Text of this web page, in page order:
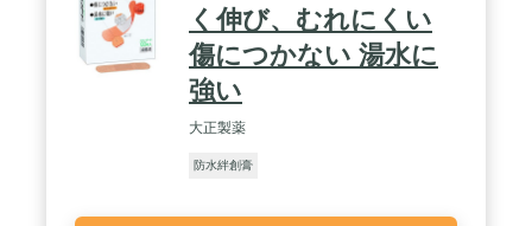
く伸び、むれにくい
傷につかない 湯水に
強い
大正製薬
防水絆創膏